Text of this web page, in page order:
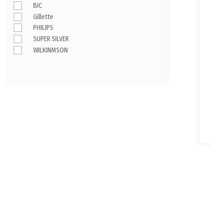
BIC
Gillette
PHILIPS
SUPER SILVER
WILKINMSON